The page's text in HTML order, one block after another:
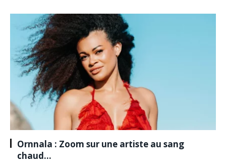
Ornnala : Zoom sur une artiste au sang
chaud…